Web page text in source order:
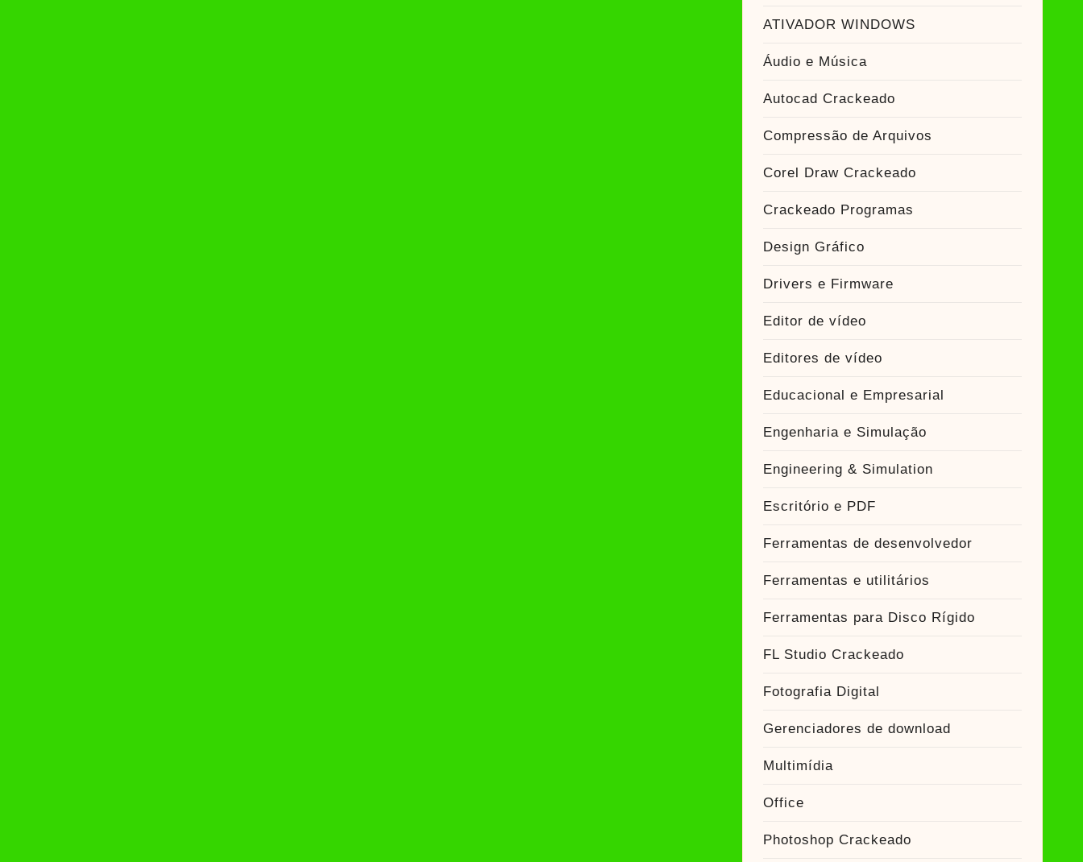
ATIVADOR WINDOWS
Áudio e Música
Autocad Crackeado
Compressão de Arquivos
Corel Draw Crackeado
Crackeado Programas
Design Gráfico
Drivers e Firmware
Editor de vídeo
Editores de vídeo
Educacional e Empresarial
Engenharia e Simulação
Engineering & Simulation
Escritório e PDF
Ferramentas de desenvolvedor
Ferramentas e utilitários
Ferramentas para Disco Rígido
FL Studio Crackeado
Fotografia Digital
Gerenciadores de download
Multimídia
Office
Photoshop Crackeado